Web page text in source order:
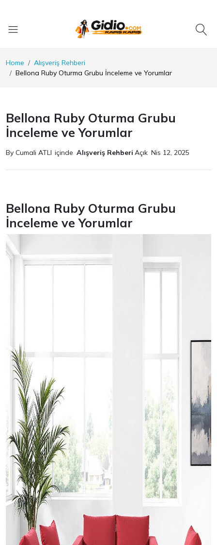
Home
Alışveriş Rehberi
Bellona Ruby Oturma Grubu İnceleme ve Yorumlar
Bellona Ruby Oturma Grubu
İnceleme ve Yorumlar
By Cumali ATLI içinde Alışveriş Rehberi Açık Nis 12, 2025
Bellona Ruby Oturma Grubu
İnceleme ve Yorumlar